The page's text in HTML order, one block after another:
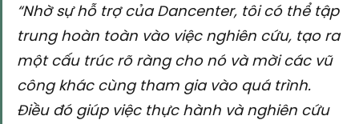
“Nhờ sự hỗ trợ của Dancenter, tôi có thể tập
trung hoàn toàn vào việc nghiên cứu, tạo ra
một cấu trúc rõ ràng cho nó và mời các vũ
công khác cùng tham gia vào quá trình.
Điều đó giúp việc thực hành và nghiên cứu